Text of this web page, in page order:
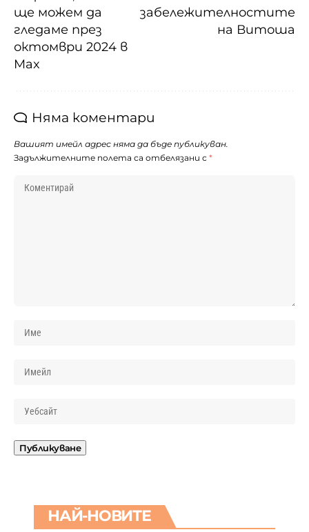
ще можем да
гледаме през
октомври 2024 в
Max
забележителностите
на Витоша
Няма коментари
Вашият имейл адрес няма да бъде публикуван.
Задължителните полета са отбелязани с *
НАЙ-НОВИТЕ